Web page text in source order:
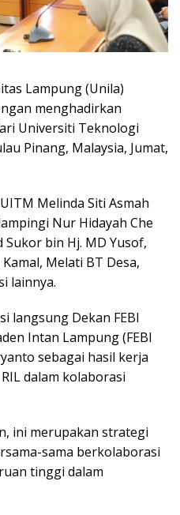
Lampung (Unila)
menghadirkan
Universiti Teknologi
Pinang, Malaysia, Jumat,
Melinda Siti Asmah
Nur Hidayah Che
Sukor bin Hj. MD Yusof,
Melati BT Desa,
lainnya.
langsung Dekan FEBI
Intan Lampung (FEBI
sebagai hasil kerja
dalam kolaborasi
ini merupakan strategi
sama berkolaborasi
tinggi dalam